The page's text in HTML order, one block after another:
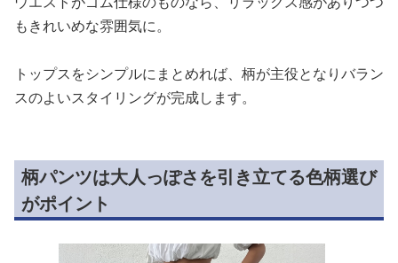
もきれいめな雰囲気に。
トップスをシンプルにまとめれば、柄が主役となりバラン
スのよいスタイリングが完成します。
柄パンツは大人っぽさを引き立てる色柄選び
がポイント